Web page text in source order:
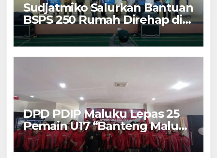
Sudjatmiko Salurkan Bantuan
BSPS 250 Rumah Direhap di
Depok
DPD PDIP Maluku Lepas 25
Pemain U17 “Banteng Maluku
Raya” ke Sokerano Cup di
Jawa Timur